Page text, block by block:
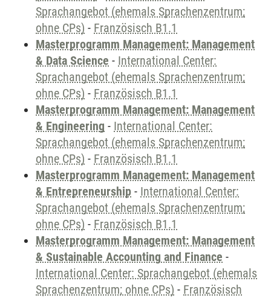
Sprachangebot (ehemals Sprachenzentrum;
ohne CPs) - Französisch B1.1
Masterprogramm Management: Management
& Data Science - International Center:
Sprachangebot (ehemals Sprachenzentrum;
ohne CPs) - Französisch B1.1
Masterprogramm Management: Management
& Engineering - International Center:
Sprachangebot (ehemals Sprachenzentrum;
ohne CPs) - Französisch B1.1
Masterprogramm Management: Management
& Entrepreneurship - International Center:
Sprachangebot (ehemals Sprachenzentrum;
ohne CPs) - Französisch B1.1
Masterprogramm Management: Management
& Sustainable Accounting and Finance -
International Center: Sprachangebot (ehemals
Sprachenzentrum; ohne CPs) - Französisch